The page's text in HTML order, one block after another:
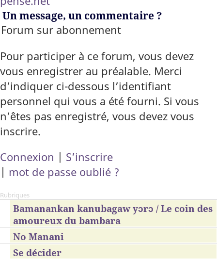
Un message, un commentaire ?
Forum sur abonnement
Pour participer à ce forum, vous devez
vous enregistrer au préalable. Merci
d’indiquer ci-dessous l’identifiant
personnel qui vous a été fourni. Si vous
n’êtes pas enregistré, vous devez vous
inscrire.
Connexion | S’inscrire
| mot de passe oublié ?
Rubriques
Bamanankan kanubagaw yɔrɔ / Le coin des
amoureux du bambara
No Manani
Se décider